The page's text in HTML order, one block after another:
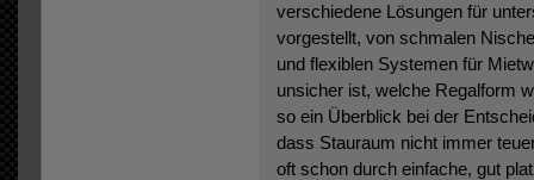
verschiedene Lösungen für
vorgestellt, von schmalen
und flexiblen Systemen für
unsicher ist, welche Regalform
so ein Überblick bei der
dass Stauraum nicht immer
oft schon durch einfache, gut